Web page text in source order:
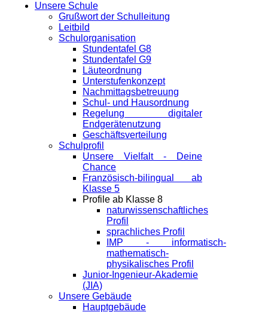
Unsere Schule
Grußwort der Schulleitung
Leitbild
Schulorganisation
Stundentafel G8
Stundentafel G9
Läuteordnung
Unterstufenkonzept
Nachmittagsbetreuung
Schul- und Hausordnung
Regelung digitaler
Endgeräte­nutzung
Geschäftsverteilung
Schulprofil
Unsere Vielfalt - Deine
Chance
Französisch-bilingual ab
Klasse 5
Profile ab Klasse 8
naturwissenschaftliches
Profil
sprachliches Profil
IMP - informatisch-
mathematisch-
physikalisches Profil
Junior-Ingenieur-Akademie
(JIA)
Unsere Gebäude
Hauptgebäude